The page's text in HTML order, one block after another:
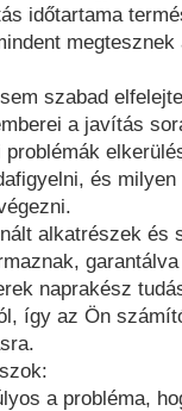
időtartama
szabad
a javítás
és
alkatrészek és
naprakész
így az Ön
a probléma,